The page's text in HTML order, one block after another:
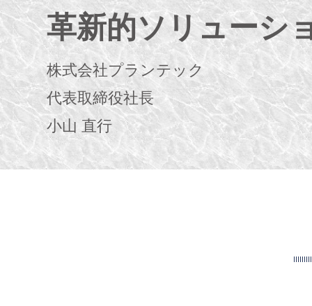
革新的ソリューシ
株式会社プランテック
代表取締役社長
小山 直行